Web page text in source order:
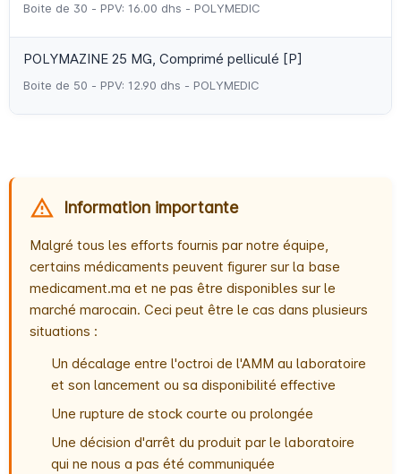
Boite de 30 - PPV: 16.00 dhs - POLYMEDIC
POLYMAZINE 25 MG, Comprimé pelliculé [P]
Boite de 50 - PPV: 12.90 dhs - POLYMEDIC
Information importante
Malgré tous les efforts fournis par notre équipe,
certains médicaments peuvent figurer sur la base
medicament.ma et ne pas être disponibles sur le
marché marocain. Ceci peut être le cas dans plusieurs
situations :
Un décalage entre l'octroi de l'AMM au laboratoire
et son lancement ou sa disponibilité effective
Une rupture de stock courte ou prolongée
Une décision d'arrêt du produit par le laboratoire
qui ne nous a pas été communiquée